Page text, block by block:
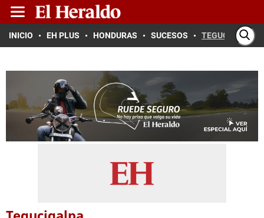
INICIO EH PLUS HONDURAS SUCESOS TEGUCIGALPA